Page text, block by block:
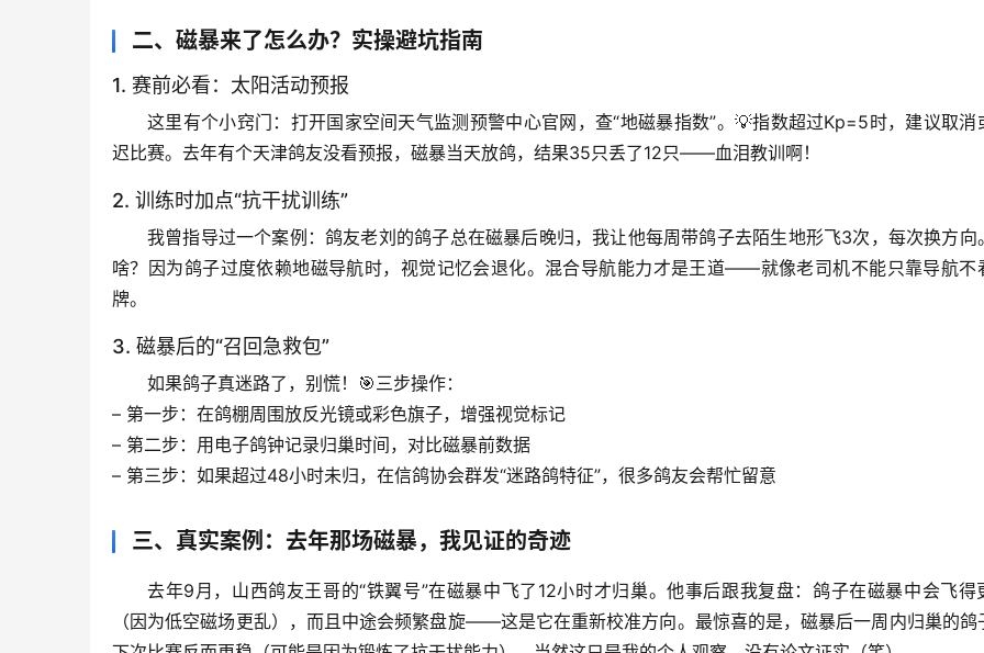
二、磁暴来了怎么办？实操避坑指南
1. 赛前必看：太阳活动预报
这里有个小窍门：打开国家空间天气监测预警中心官网，查“地磁暴指数”。💡指数超过Kp=5时，建议取消
迟比赛。去年有个天津鸽友没看预报，磁暴当天放鸽，结果35只丢了12只——血泪教训啊！
2. 训练时加点“抗干扰训练”
我曾指导过一个案例：鸽友老刘的鸽子总在磁暴后晚归，我让他每周带鸽子去陌生地形飞3次 ，每次换方向
啥？因为鸽子过度依赖地磁导航时，视觉记忆会退化。 混合导航能力才是王道——就像老司机不能只靠导航不
牌。
3. 磁暴后的“召回急救包”
如果鸽子真迷路了，别慌！🎯 三步操作：
– 第一步 ：在鸽棚周围放反光镜或彩色旗子，增强视觉标记
– 第二步 ：用电子鸽钟记录归巢时间，对比磁暴前数据
– 第三步 ：如果超过48小时未归，在信鸽协会群发“迷路鸽特征”，很多鸽友会帮忙留意
三、真实案例：去年那场磁暴，我见证的奇迹
去年9月，山西鸽友王哥的“铁翼号”在磁暴中飞了12小时才归巢。他事后跟我复盘： 鸽子在磁暴中会飞得
（因为低空磁场更乱），而且 中途会频繁盘旋——这是它在重新校准方向。最惊喜的是，磁暴后一周内归巢的鸽